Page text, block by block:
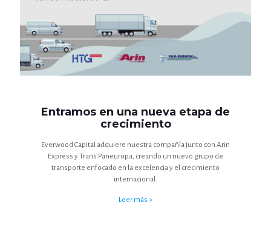
Entramos en una nueva etapa de
crecimiento
Everwood Capital adquiere nuestra compañía junto con Arin
Express y Trans Paneuropa, creando un nuevo grupo de
transporte enfocado en la excelencia y el crecimiento
internacional.
Leer más >